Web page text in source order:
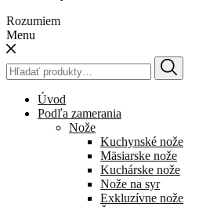
Rozumiem
Menu
Hľadať:
Úvod
Podľa zamerania
Nože
Kuchynské nože
Mäsiarske nože
Kuchárske nože
Nože na syr
Exkluzívne nože